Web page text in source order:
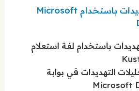
البحث عن التهديدات باستخدام Microsoft
باستخدام لغة استعلام
التهديدات في بوابة
Microsoft